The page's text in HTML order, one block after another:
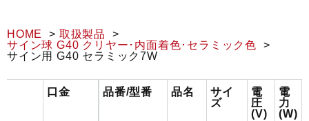
HOME
取扱製品
サイン球 G40 クリヤー･内面着色･セラミック色
サイン用 G40 セラミック7W
口金 品番/型番 品名
サイ
ズ
電
圧
(V)
電
力
(W)